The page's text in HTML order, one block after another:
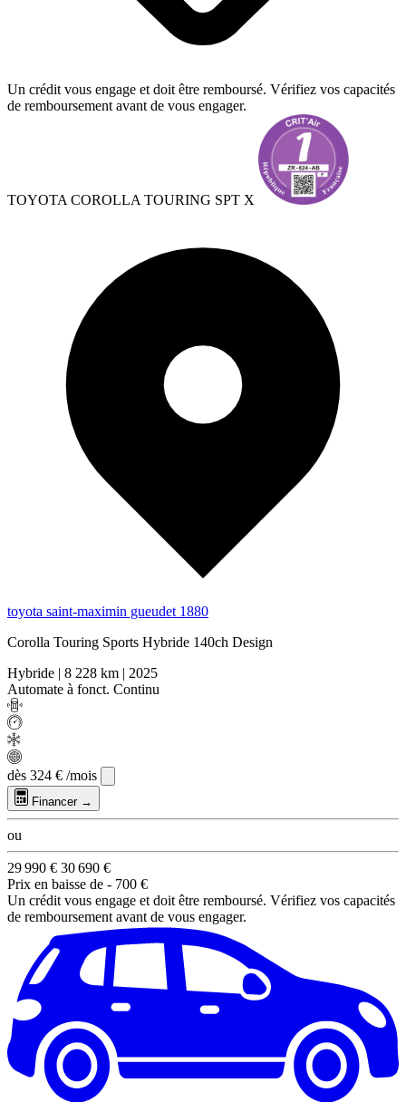
Un crédit vous engage et doit être remboursé. Vérifiez vos capacités
de remboursement avant de vous engager.
TOYOTA COROLLA TOURING SPT X
toyota saint-maximin gueudet 1880
Corolla Touring Sports Hybride 140ch Design
Hybride | 8 228 km | 2025
Automate à fonct. Continu
dès 324 € /mois
Financer →
ou
29 990 € 30 690 €
Prix en baisse de - 700 €
Un crédit vous engage et doit être remboursé. Vérifiez vos capacités
de remboursement avant de vous engager.